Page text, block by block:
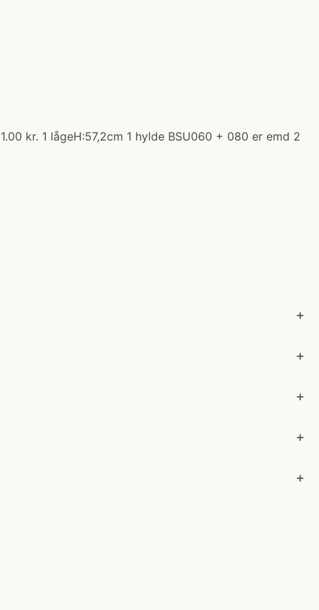
kr. 1 lågeH:57,2cm 1 hylde BSU060 + 080 er emd 2